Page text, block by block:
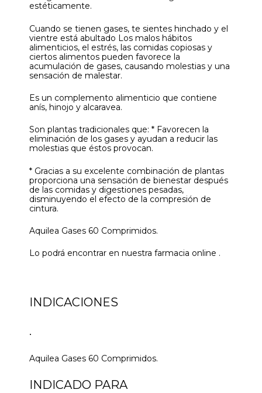
estéticamente.
Cuando se tienen gases, te sientes hinchado y el
vientre está abultado Los malos hábitos
alimenticios, el estrés, las comidas copiosas y
ciertos alimentos pueden favorece la
acumulación de gases, causando molestias y una
sensación de malestar.
Es un complemento alimenticio que contiene
anís, hinojo y alcaravea.
Son plantas tradicionales que: * Favorecen la
eliminación de los gases y ayudan a reducir las
molestias que éstos provocan.
* Gracias a su excelente combinación de plantas
proporciona una sensación de bienestar después
de las comidas y digestiones pesadas,
disminuyendo el efecto de la compresión de
cintura.
Aquilea Gases 60 Comprimidos.
Lo podrá encontrar en nuestra farmacia online .
INDICACIONES
.
Aquilea Gases 60 Comprimidos.
INDICADO PARA